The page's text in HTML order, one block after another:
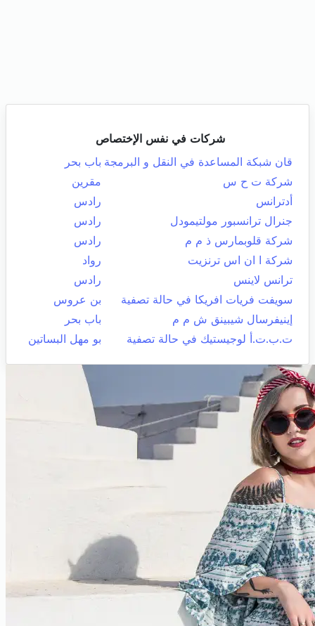
شركات في نفس الإختصاص
قان شبكة المساعدة في النقل و البرمجة باب بحر
شركة ت ح س
مقرين
أدترانس
رادس
جنرال ترانسبور مولتيمودل
رادس
شركة قلوبمارس ذ م م
رادس
شركة ا ان اس ترنزيت
رواد
ترانس لاينس
رادس
سويفت فريات افريكا في حالة تصفية
بن عروس
إينيفرسال شيبينق ش م م
باب بحر
ت.ب.ت.أ لوجيستيك في حالة تصفية
بو مهل البساتين